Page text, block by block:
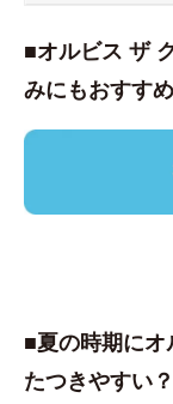
■オルビス ザ
みにもおすす
■夏の時期に
たつきやすい？